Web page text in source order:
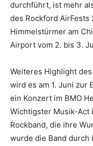
durchführt, ist mehr
des Rockford AirFests
Himmelstürmer am
Airport vom 2. bis 3.
Weiteres Highlight
wird es am 1. Juni zur
ein Konzert im BMO
Wichtigster Musik-Act
Rockband, die ihre
wurde die Band durch